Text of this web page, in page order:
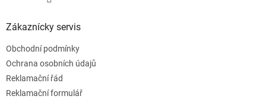
Zákaznícky servis
Obchodní podmínky
Ochrana osobních údajů
Reklamační řád
Reklamační formulář